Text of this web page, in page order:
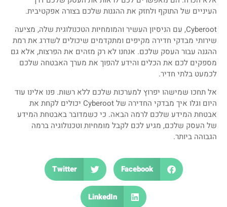
העיניים של התוקף ולחזק את ההגנות שלכם בצורה אפקטיבית.
Cyberoot, עם הניסיון העשיר והמומחיות הטכנולוגית שלה, מציעה
שירותי מבדקי חדירה מקיפים ומתקדמים שיכולים לשדרג את רמת
ההגנה עבור העסק שלכם. אנחנו לא רק מזהים את הפרצות, אלא גם
מספקים לכם את הכלים והידע להפוך את מערך האבטחה שלכם
לכמעט בלתי חדיר.
אל תחכו שמישהו יפרוץ למערכות שלכם ללא רשות. פנו אלינו עוד
היום וגלו איך מבדקי החדירה של Cyberoot יכולים לקחת את
אבטחת המידע שלכם לרמה הבאה. כי כשמדובר באבטחת המידע
של העסק שלכם, מגיע לכם לקבל מומחיות וטכנולוגיה ברמה
הגבוהה ביותר.
Facebook
Twitter
LinkedIn